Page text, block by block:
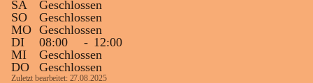
technisch notwendige Betriebszustände so
kurz wie möglich zu halten.
Wir bitten daher die umliegende
Bevölkerung um Verständnis.
SA
Geschlossen
SO
Geschlossen
MO Geschlossen
DI
08:00 - 12:00
MI
Geschlossen
DO
Geschlossen
Zuletzt bearbeitet: 27.08.2025